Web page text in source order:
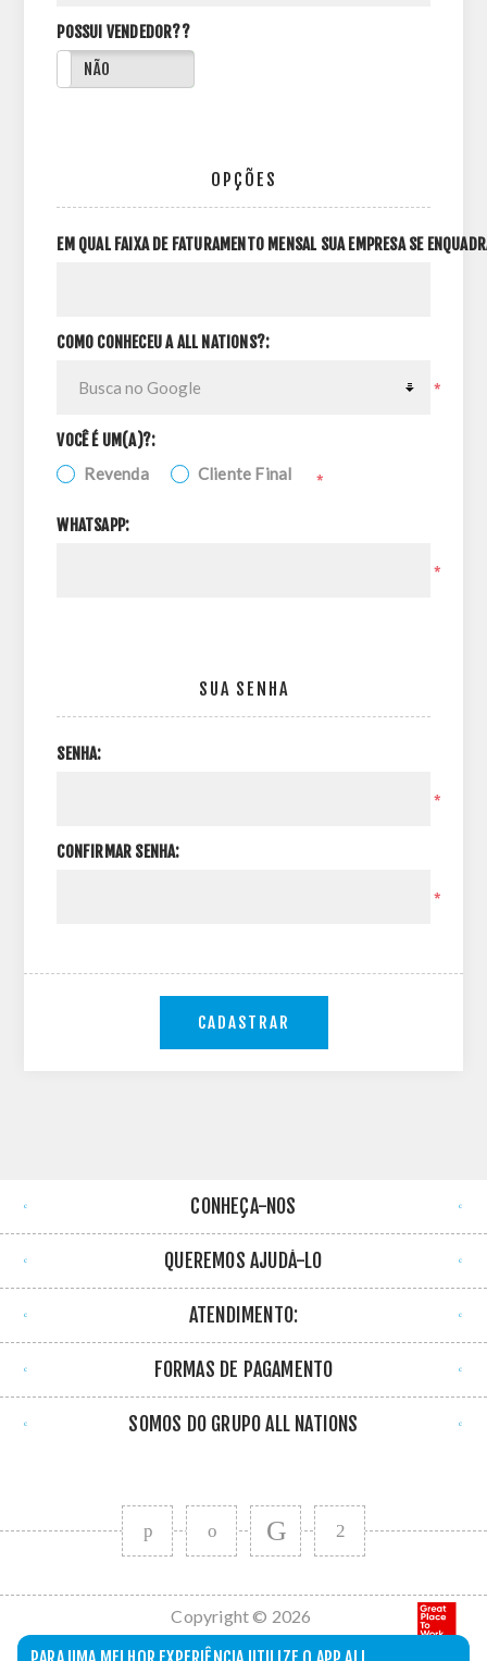
POSSUI VENDEDOR??
NÃO
OPÇÕES
EM QUAL FAIXA DE FATURAMENTO MENSAL SUA EMPRESA SE
COMO CONHECEU A ALL NATIONS?:
*
VOCÊ É UM(A)?:
Revenda Cliente Final *
WHATSAPP:
*
SUA SENHA
SENHA:
*
CONFIRMAR SENHA:
*
CADASTRAR
CONHEÇA-NOS
QUEREMOS AJUDÁ-LO
ATENDIMENTO:
FORMAS DE PAGAMENTO
SOMOS DO GRUPO ALL NATIONS
Copyright © 2026
All Nations. Todos